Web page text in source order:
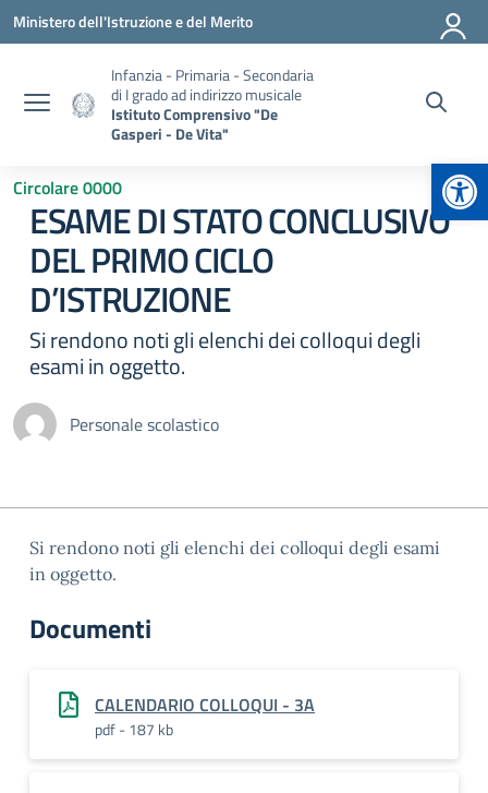
Vai ai contenuti
Vai al menu di navigazione
Vai al footer
Ministero dell'Istruzione e del Merito
Infanzia - Primaria - Secondaria
di I grado ad indirizzo musicale
Istituto Comprensivo "De
Gasperi - De Vita"
Circolare 0000
ESAME DI STATO CONCLUSIVO
DEL PRIMO CICLO
D’ISTRUZIONE
Si rendono noti gli elenchi dei colloqui degli
esami in oggetto.
Personale scolastico
Si rendono noti gli elenchi dei colloqui degli esami
in oggetto.
Documenti
CALENDARIO COLLOQUI - 3A
pdf - 187 kb